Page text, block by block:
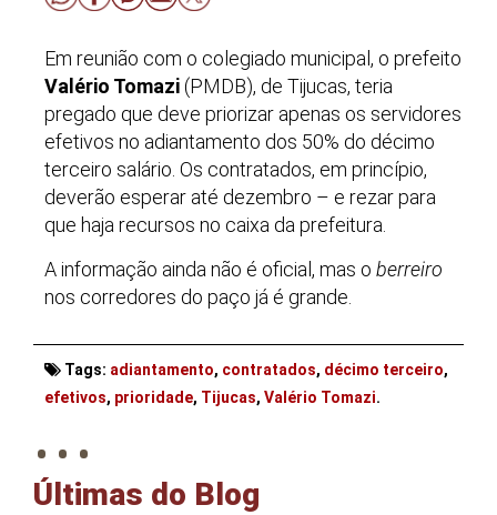
Em reunião com o colegiado municipal, o prefeito
Valério Tomazi (PMDB), de Tijucas, teria
pregado que deve priorizar apenas os servidores
efetivos no adiantamento dos 50% do décimo
terceiro salário. Os contratados, em princípio,
deverão esperar até dezembro – e rezar para
que haja recursos no caixa da prefeitura.
A informação ainda não é oficial, mas o berreiro
nos corredores do paço já é grande.
Tags: adiantamento, contratados, décimo terceiro,
efetivos, prioridade, Tijucas, Valério Tomazi.
. . .
Últimas do Blog